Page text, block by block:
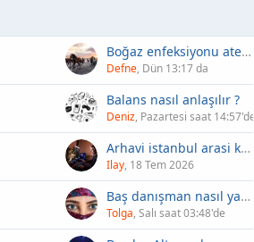
Boğaz enfeksiyonu ateş kaç gün sürer ?
Defne Dün 13:17 da
Balans nasıl anlaşılır ?
Deniz Pazartesi saat 14:57'de
Arhavi istanbul arasi kac saat ?
Ilay 18 Tem 2026
Baş danışman nasıl yazılır ?
Tolga Salı saat 03:48'de